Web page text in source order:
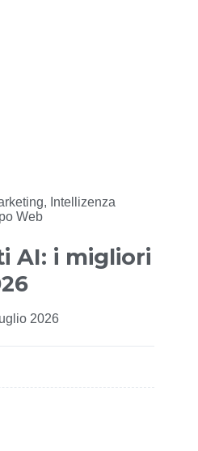
, Intellizenza
Web
AI: i migliori
2026